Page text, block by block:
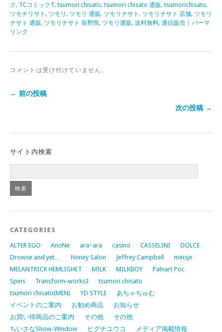
ク, TCコミックT, tsumori chisato, tsumori chisato 通販, tsumorichisato,
ツモチリサト , ツモリ , ツモリ 通販, ツモリチサト , ツモリチサト 店舗, ツモリ
チサト 通販, ツモリチサト 長野県, ツモリ通販, 送料無料, 通信販売
パーマ
リンク
コメントは受け付けていません。
← 前の投稿
次の投稿 →
サイト内検索
CATEGORIES
ALTER EGO AnoNe ara･ara casino CASSELINI
DOLCE
Drowse and yet…
Honey Salon Jeffrey Campbell
meisje
MELANTRICK HEMLIGHET
MILK MILKBOY
Palnart Poc
Spins
Transform-works3
tsumori chisato
tsumori chisato(MEN)
YD STYLE
あちゃちゅむ
イベントのご案内
お勧め商品
お知らせ
お買い得商品のご案内
その他
その他
ちいさなShow-Window
ヒグチユウコ
メディア掲載情報